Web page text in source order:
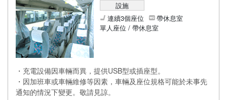
設施
連續3個座位
帶休息室
單人座位 / 帶休息室
・充電設備因車輛而異，提供USB型或插座型。
・因加班車或車輛維修等因素，車輛及座位規格可能於未事先
通知的情況下變更。敬請見諒。